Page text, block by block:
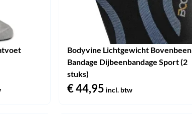
Bodyvine Lichtgewicht Bovenbeen
Bandage Dijbeenbandage Sport (2
stuks)
€44,95 incl. btw